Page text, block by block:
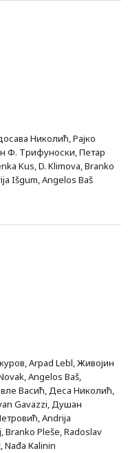
Николић, Рајко
Ф. Трифуноски, Петар
Kus, D. Klimova, Branko
Išgum, Angelos Baš
Arpad Lebl, Живојин
Angelos Baš,
Васић, Деса Николић,
Gavazzi, Душан
Andrija
Branko Pleše, Radoslav
Nаđа Каlinin